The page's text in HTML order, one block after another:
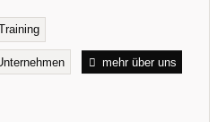
mehr über uns